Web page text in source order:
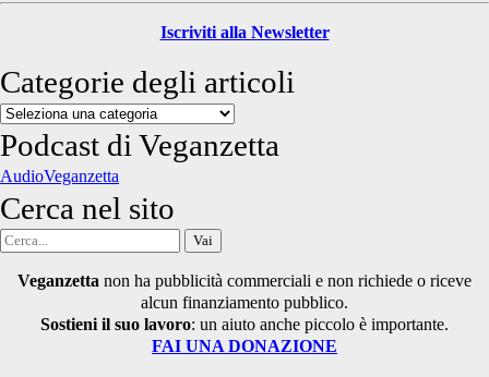
Iscriviti alla Newsletter
Categorie degli articoli
Categorie
degli
articoli
Podcast di Veganzetta
AudioVeganzetta
Cerca nel sito
Cerca
Veganzetta non ha pubblicità commerciali e non richiede o riceve
alcun finanziamento pubblico.
Sostieni il suo lavoro: un aiuto anche piccolo è importante.
FAI UNA DONAZIONE